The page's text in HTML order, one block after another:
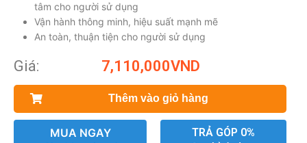
tâm cho người sử dụng
Vận hành thông minh, hiệu suất mạnh mẽ
An toàn, thuận tiện cho người sử dụng
Giá: 7,110,000VND
Thêm vào giỏ hàng
MUA NGAY TRẢ GÓP 0%